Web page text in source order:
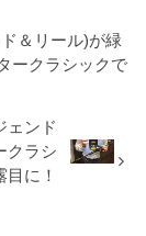
＆リール)が緑
ークラシックで
ェンド
クラシ
目に！